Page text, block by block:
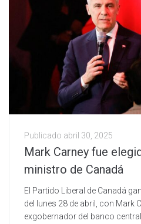
Publicado abril 30, 2025
Mark Carney fue
ministro de Canadá
El Partido Liberal de Canadá
del lunes 28 de abril, con Mark
exgobernador del banco